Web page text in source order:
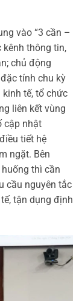
vào “3 cần –
kênh thông tin,
chủ động
tính chu kỳ
tế, tổ chức
liên kết vùng
cập nhật
tiết hệ
ngặt. Bên
thì cần
cầu nguyên tắc
tận dụng định